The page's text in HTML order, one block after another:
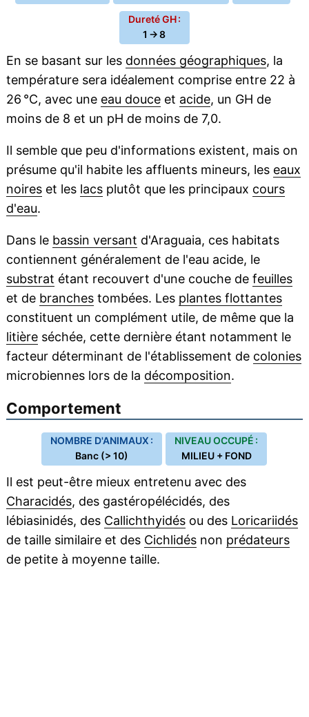
Dureté GH :
1 → 8
En se basant sur les données géographiques, la
température sera idéalement comprise entre 22 à
26 °C, avec une eau douceet acide, un GH de
moins de 8 et un pH de moins de 7,0.
Il semble que peu d'informations existent, mais on
présume qu'il habite les affluents mineurs, les eaux
noireset les lacsplutôt que les principaux cours
d'eau.
Dans le bassin versant d'Araguaia, ces habitats
contiennent généralement de l'eau acide, le
substrat étant recouvert d'une couche de feuilles
et de branchestombées. Les plantes flottantes
constituent un complément utile, de même que la
litièreséchée, cette dernière étant notamment le
facteur déterminant de l'établissement de colonies
microbiennes lors de la décomposition.
Comportement
NOMBRE D'ANIMAUX :
Banc (> 10)
NIVEAU OCCUPÉ :
MILIEU + FOND
Il est peut-être mieux entretenu avec des
Characidés, des gastéropélécidés, des
lébiasinidés, des Callichthyidésou des Loricariidés
de taille similaire et des Cichlidésnon prédateurs
de petite à moyenne taille.